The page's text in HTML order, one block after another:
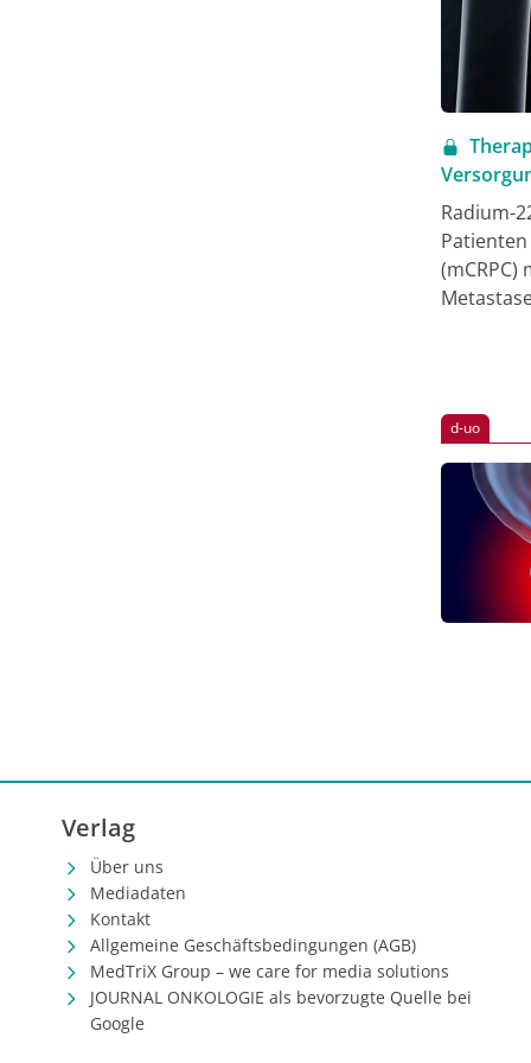
Radium-
erfolgte
in
oder
d-uo
Verlag
Über uns
Mediadaten
Kontakt
Allgemeine Geschäftsbedingungen (AGB)
MedTriX Group – we care for media solutions
JOURNAL ONKOLOGIE als bevorzugte Quelle bei
Google